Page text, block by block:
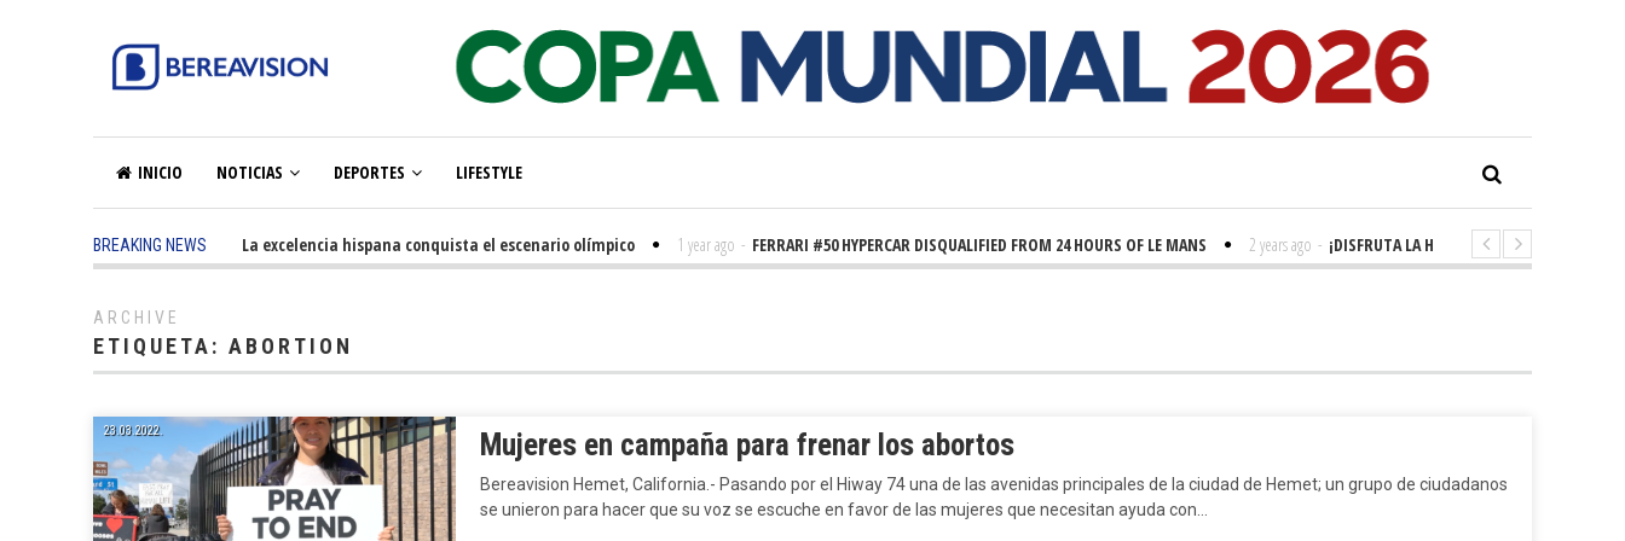
INICIO NOTICIAS DEPORTES LIFESTYLE
BREAKING NEWS
5 months ago La excelencia hispana conquista el escenario olímpico 1 year ago - FERRARI #50 HYPERCAR DISQUALIFIED FROM 24 HOURS OF LE MANS 2 years ago - ¡DISFRUTA LA HISTORIA! 'LA GRANDE SEINE'
ARCHIVE
ETIQUETA: ABORTION
23.03.2022. Mujeres en campaña para frenar los abortos
Bereavision Hemet, California.- Pasando por el Hiway 74 una de las avenidas principales de la ciudad de Hemet; un grupo de ciudadanos
se unieron para hacer que su voz se escuche en favor de las mujeres que necesitan ayuda con…